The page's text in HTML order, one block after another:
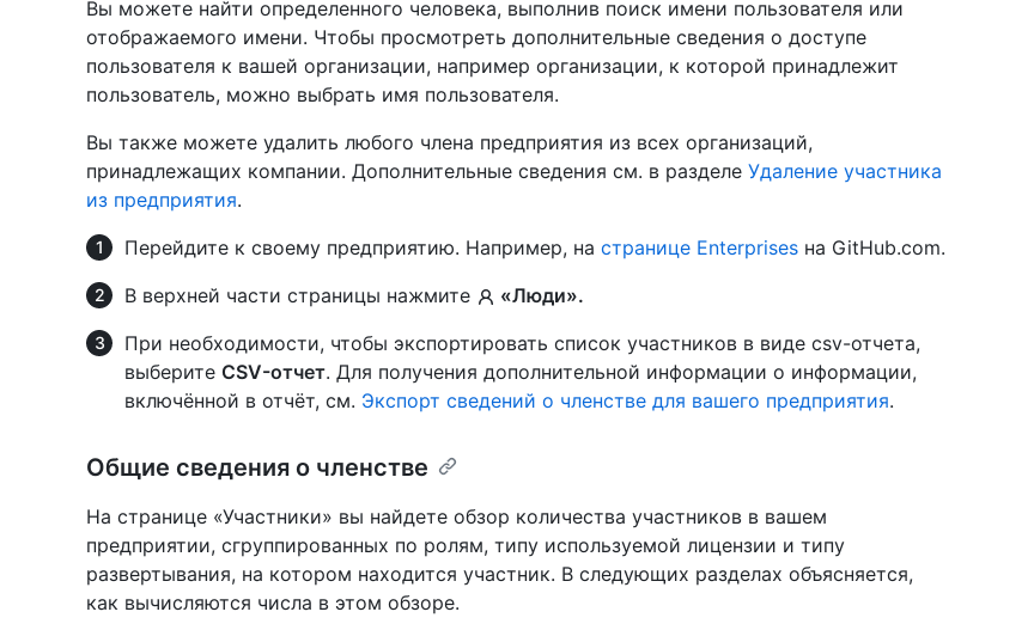
Вы можете найти определенного человека, выполнив поиск имени пользователя или
отображаемого имени. Чтобы просмотреть дополнительные сведения о доступе
пользователя к вашей организации, например организации, к которой принадлежит
пользователь, можно выбрать имя пользователя.
Вы также можете удалить любого члена предприятия из всех организаций,
принадлежащих компании. Дополнительные сведения см. в разделе Удаление участника
из предприятия.
Перейдите к своему предприятию. Например, на странице Enterprises на GitHub.com.
В верхней части страницы нажмите
«Люди».
При необходимости, чтобы экспортировать список участников в виде csv-отчета,
выберите CSV-отчет. Для получения дополнительной информации о информации,
включённой в отчёт, см. Экспорт сведений о членстве для вашего предприятия.
Общие сведения о членстве
На странице «Участники» вы найдете обзор количества участников в вашем
предприятии, сгруппированных по ролям, типу используемой лицензии и типу
развертывания, на котором находится участник. В следующих разделах объясняется,
как вычисляются числа в этом обзоре.